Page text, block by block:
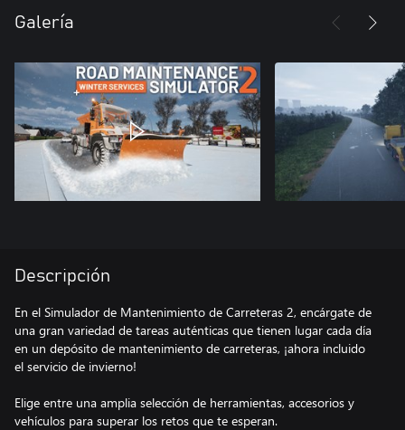
Galería
Descripción
En el Simulador de Mantenimiento de Carreteras 2, encárgate de
una gran variedad de tareas auténticas que tienen lugar cada día
en un depósito de mantenimiento de carreteras, ¡ahora incluido
el servicio de invierno!
Elige entre una amplia selección de herramientas, accesorios y
vehículos para superar los retos que te esperan.